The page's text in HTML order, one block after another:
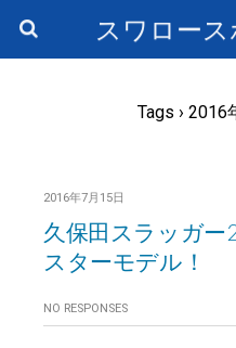
スワロー
Tags › 2016
2016年7月15日
久保田スラッガー
スターモデル！
NO RESPONSES